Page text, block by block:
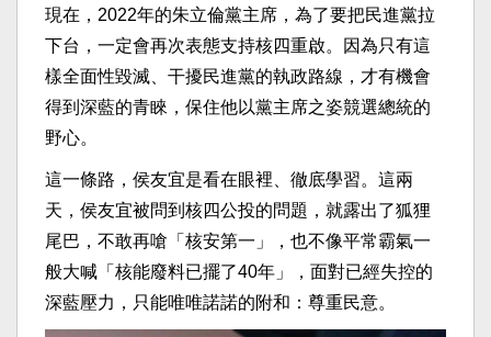
現在，2022年的朱立倫黨主席，為了要把民進黨拉
下台，一定會再次表態支持核四重啟。因為只有這
樣全面性毀滅、干擾民進黨的執政路線，才有機會
得到深藍的青睞，保住他以黨主席之姿競選總統的
野心。
這一條路，侯友宜是看在眼裡、徹底學習。這兩
天，侯友宜被問到核四公投的問題，就露出了狐狸
尾巴，不敢再嗆「核安第一」，也不像平常霸氣一
般大喊「核能廢料已擺了40年」，面對已經失控的
深藍壓力，只能唯唯諾諾的附和：尊重民意。